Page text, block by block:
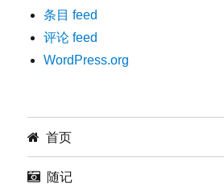
条目 feed
评论 feed
WordPress.org
首页
随记